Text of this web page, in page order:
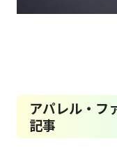
アパレル・フ
記事